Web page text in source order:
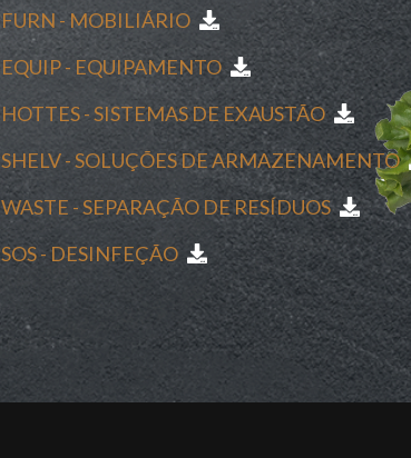
FURN - MOBILIÁRIO
EQUIP - EQUIPAMENTO
HOTTES - SISTEMAS DE EXAUSTÃO
SHELV - SOLUÇÕES DE ARMAZENAMENTO
WASTE - SEPARAÇÃO DE RESÍDUOS
SOS - DESINFEÇÃO